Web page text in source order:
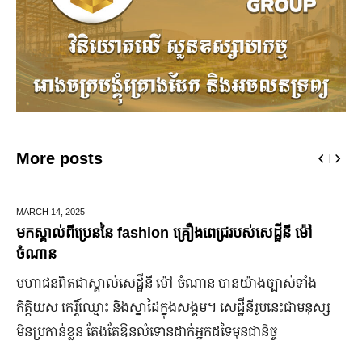
More posts
MARCH 14, 2025
មកស្គាល់ពីប្រេននៃ​ fashion គ្រឿងពេជ្ររបស់សេដ្ឋីនី ម៉ៅ
ចំណាន
មហាជន​ពិតជា​ស្គាល់​សេដ្ឋី​នី ម៉ៅ ចំណាន បាន​យ៉ាង​ច្បាស់​ទាំង​
កិត្តិយស កេរ្តិ៍ឈ្មោះ និង​ស្នាដៃ​ក្នុង​សង្គម។ សេដ្ឋី​នី​រូប​នេះ​ជា​មនុស្ស​
មិន​ប្រកាន់​ខ្លួន តែងតែ​ឱនលំទោន​ដាក់​អ្នក​ដទៃ​មុន​ជានិច្ច